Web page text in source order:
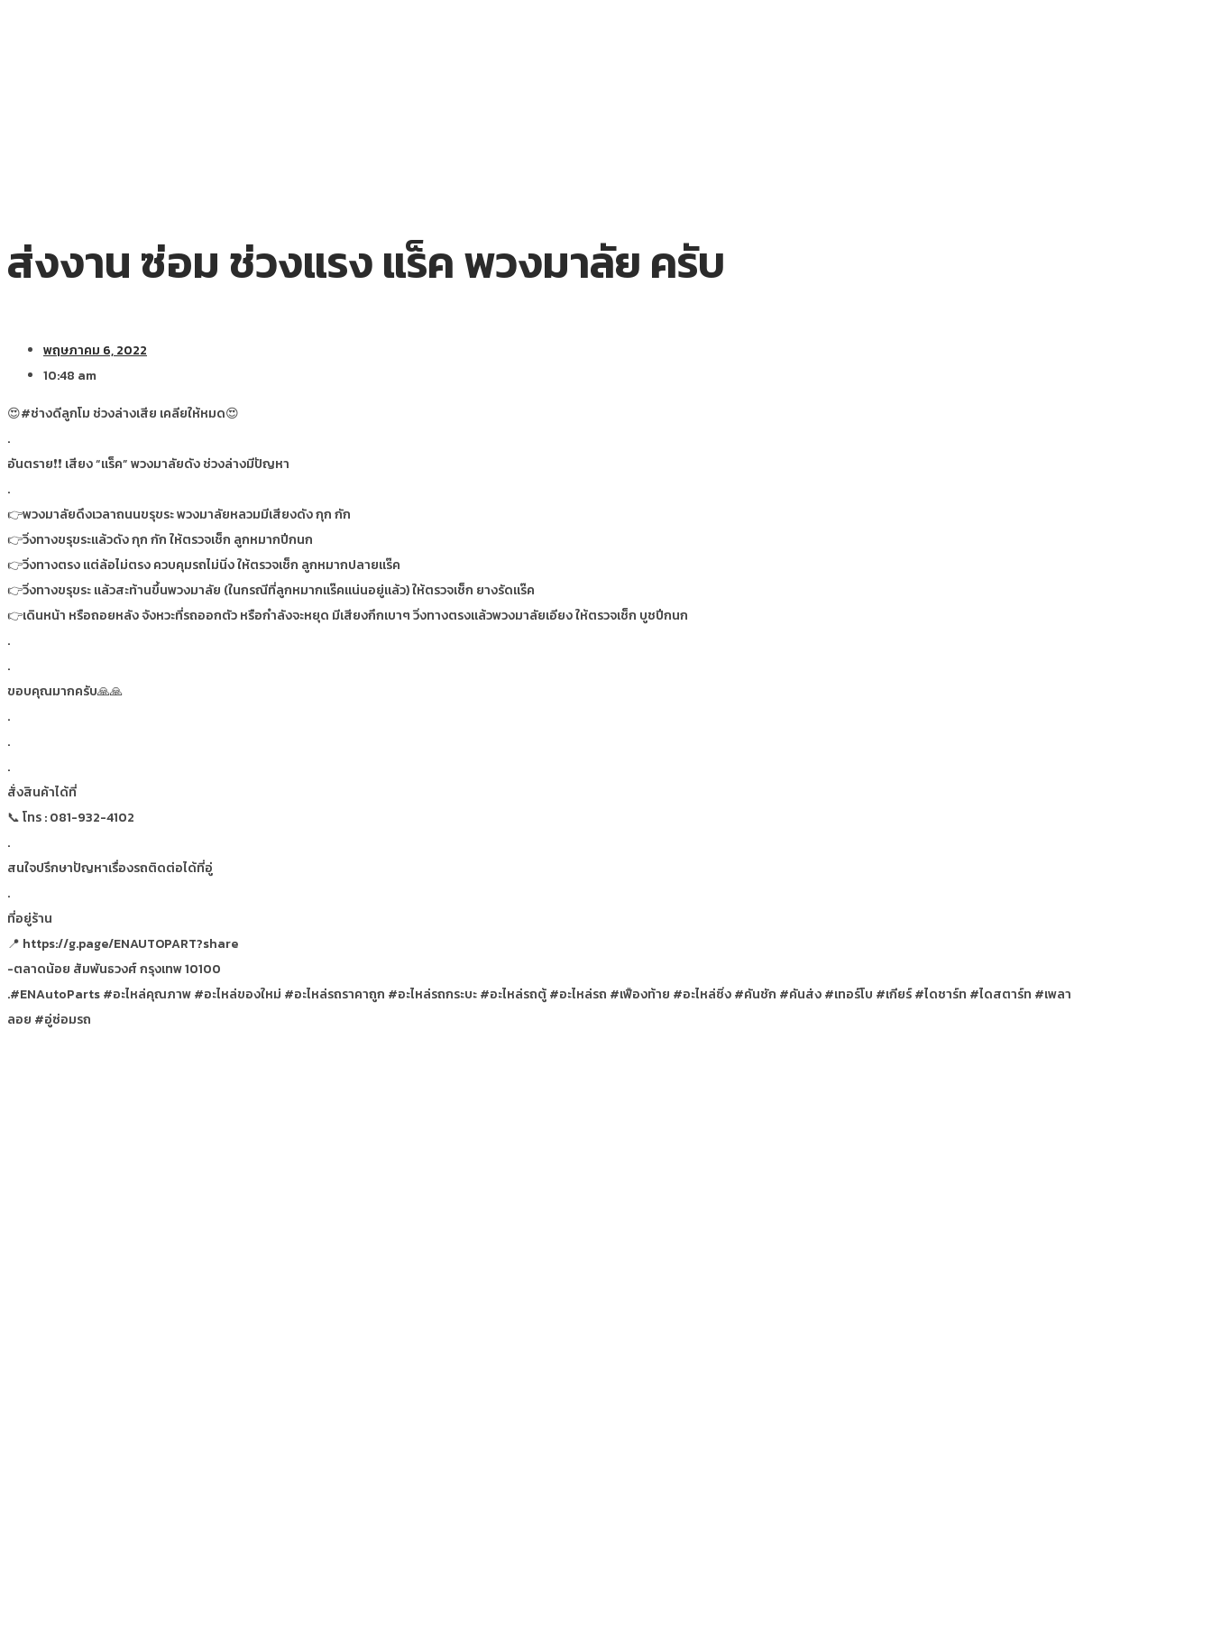
ส่งงาน ซ่อม ช่วงแรง แร็ค พวงมาลัย ครับ
พฤษภาคม 6, 2022
10:48 am
😍#ช่างดีลูกโม ช่วงล่างเสีย เคลียให้หมด😍
.
อันตราย❗❗ เสียง “แร็ค” พวงมาลัยดัง ช่วงล่างมีปัญหา
.
👉พวงมาลัยดึงเวลาถนนขรุขระ พวงมาลัยหลวมมีเสียงดัง กุก กัก
👉วิ่งทางขรุขระแล้วดัง กุก กัก ให้ตรวจเช็ก ลูกหมากปีกนก
👉วิ่งทางตรง แต่ล้อไม่ตรง ควบคุมรถไม่นิ่ง ให้ตรวจเช็ก ลูกหมากปลายแร๊ค
👉วิ่งทางขรุขระ แล้วสะท้านขึ้นพวงมาลัย (ในกรณีที่ลูกหมากแร๊คแน่นอยู่แล้ว) ให้ตรวจเช็ก ยางรัดแร๊ค
👉เดินหน้า หรือถอยหลัง จังหวะที่รถออกตัว หรือกำลังจะหยุด มีเสียงกึกเบาๆ วิ่งทางตรงแล้วพวงมาลัยเอียง ให้ตรวจเช็ก บูชปีกนก
.
.
ขอบคุณมากครับ🙏🙏
.
.
.
สั่งสินค้าได้ที่
📞 โทร : 081-932-4102
.
สนใจปรึกษาปัญหาเรื่องรถติดต่อได้ที่อู่
.
ที่อยู่ร้าน
📍 https://g.page/ENAUTOPART?share
-ตลาดน้อย สัมพันธวงศ์ กรุงเทพ 10100
.#ENAutoParts #อะไหล่คุณภาพ #อะไหล่ของใหม่ #อะไหล่รถราคาถูก #อะไหล่รถกระบะ #อะไหล่รถตู้ #อะไหล่รถ #เฟืองท้าย #อะไหล่ซิ่ง #คันชัก #คันส่ง #เทอร์โบ #เกียร์ #ไดชาร์ท #ไดสตาร์ท #เพลา
ลอย #อู่ซ่อมรถ